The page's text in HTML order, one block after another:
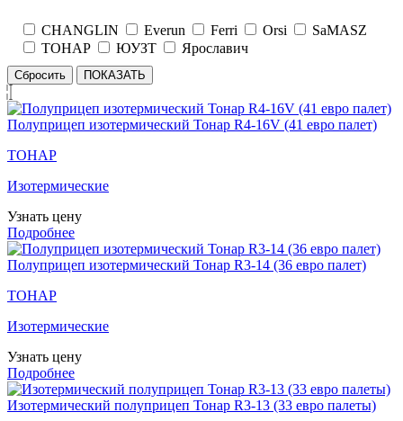
CHANGLIN Everun Ferri Orsi
SaMASZ
ТОНАР
ЮУЗТ Ярославич
Сбросить ПОКАЗАТЬ
Полуприцеп изотермический Тонар R4-16V (41 евро палет)
ТОНАР
Изотермические
Узнать цену
Подробнее
Полуприцеп изотермический Тонар R3-14 (36 евро палет)
ТОНАР
Изотермические
Узнать цену
Подробнее
Изотермический полуприцеп Тонар R3-13 (33 евро палеты)